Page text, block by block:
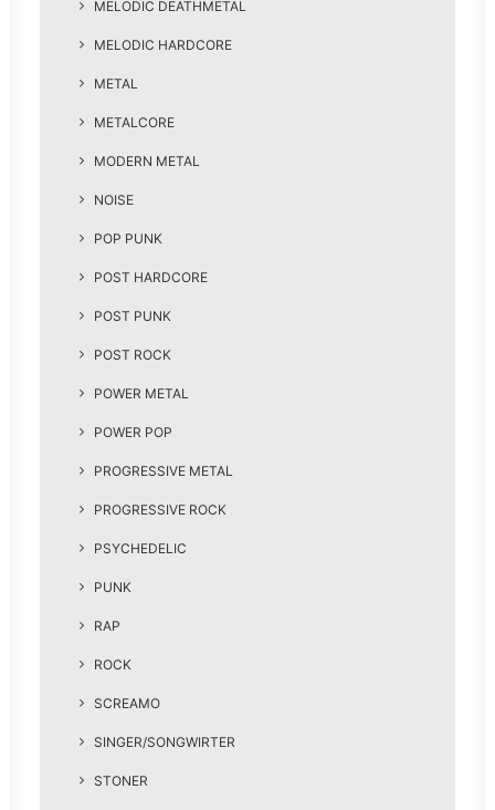
MELODIC DEATHMETAL
MELODIC HARDCORE
METAL
METALCORE
MODERN METAL
NOISE
POP PUNK
POST HARDCORE
POST PUNK
POST ROCK
POWER METAL
POWER POP
PROGRESSIVE METAL
PROGRESSIVE ROCK
PSYCHEDELIC
PUNK
RAP
ROCK
SCREAMO
SINGER/SONGWIRTER
STONER